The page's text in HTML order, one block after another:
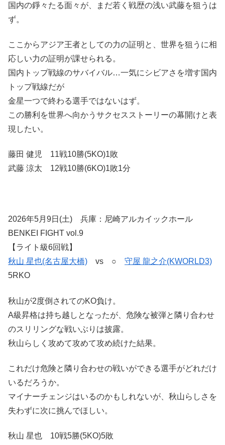
国内の錚々たる面々が、まだ若く戦歴の浅い武藤を狙うは
ず。
ここからアジア王者としての力の証明と、世界を狙うに相
応しい力の証明が課せられる。
国内トップ戦線のサバイバル…一気にシビアさを増す国内
トップ戦線だが
金星一つで終わる選手ではないはず。
この勝利を世界へ向かうサクセスストーリーの幕開けと表
現したい。
藤田 健児 11戦10勝(5KO)1敗
武藤 涼太 12戦10勝(6KO)1敗1分
2026年5月9日(土) 兵庫：尼崎アルカイックホール
BENKEI FIGHT vol.9
【ライト級6回戦】
秋山 星也(名古屋大橋) vs ○ 守屋 龍之介(KWORLD3)
5RKO
秋山が2度倒されてのKO負け。
A級昇格は持ち越しとなったが、危険な被弾と隣り合わせ
のスリリングな戦いぶりは披露。
秋山らしく攻めて攻めて攻め続けた結果。
これだけ危険と隣り合わせの戦いができる選手がどれだけ
いるだろうか。
マイナーチェンジはいるのかもしれないが、秋山らしさを
失わずに次に挑んでほしい。
秋山 星也 10戦5勝(5KO)5敗